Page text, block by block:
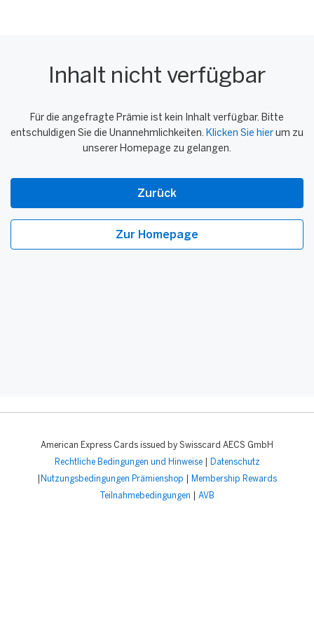
Inhalt nicht verfügbar
Für die angefragte Prämie ist kein Inhalt verfügbar. Bitte
entschuldigen Sie die Unannehmlichkeiten. Klicken Sie hier um zu
unserer Homepage zu gelangen.
Zurück
Zur Homepage
American Express Cards issued by Swisscard AECS GmbH
Rechtliche Bedingungen und Hinweise| Datenschutz
Nutzungsbedingungen Prämienshop Membership Rewards
Teilnahmebedingungen AVB